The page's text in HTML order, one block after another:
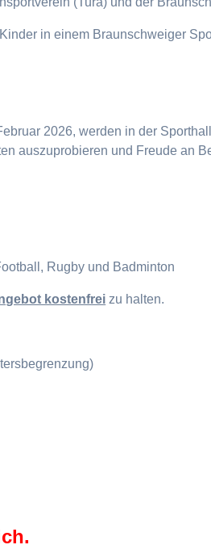
in einem Braunschweiger
2026, werden in der
auszuprobieren und Freude an
Rugby und Badminton
kostenfrei zu halten.